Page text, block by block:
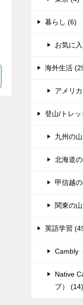
暮らし (6)
お気に
海外生活
アメリ
登山/トレ
九州の
北海道
甲信越
関東の
英語学習
Cambly
Native
プ） (14)